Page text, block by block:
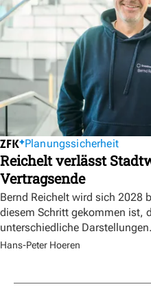
Planungssicherheit
Reichelt verlässt
Vertragsende
Bernd Reichelt wird sich 2028
diesem Schritt gekommen ist,
unterschiedliche Darstellungen.
Hans-Peter Hoeren